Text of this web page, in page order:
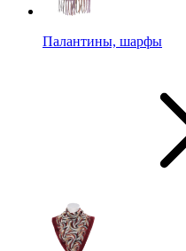
Палантины, шарфы